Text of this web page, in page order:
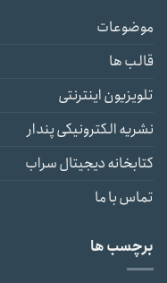
موضوعات
قالب ها
تلویزیون اینترنتی
نشریه الکترونیکی پندار
کتابخانه دیجیتال سراب
تماس با ما
برچسب ها